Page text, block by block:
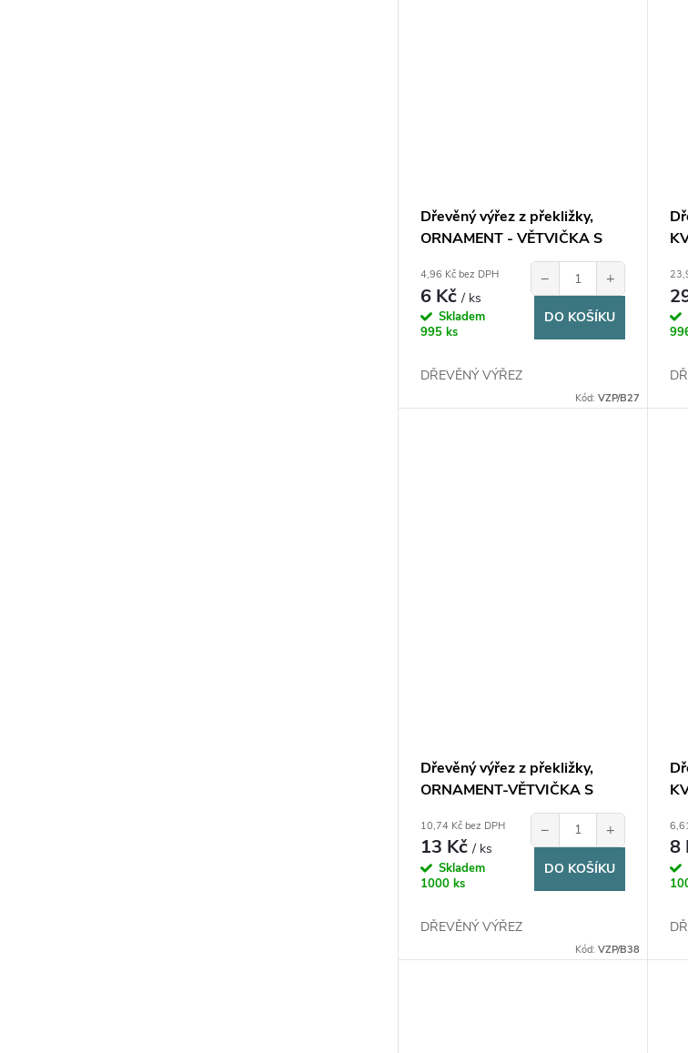
Dřevěný výřez z překližky,
ORNAMENT - VĚTVIČKA S
KVĚTINAMI, 7x2,2cm, 1ks
4,96 Kč bez DPH
6 Kč/ ks
Skladem
995 ks
− +
DO KOŠÍKU
DŘEVĚNÝ VÝŘEZ
Kód:VZP/B27
Dřevěný výřez z překližky,
ORNAMENT-VĚTVIČKA S
KVĚTINAMI, 9,8x5cm, 1ks
10,74 Kč bez DPH
13 Kč/ ks
Skladem
1000 ks
− +
DO KOŠÍKU
DŘEVĚNÝ VÝŘEZ
Kód:VZP/B38
8